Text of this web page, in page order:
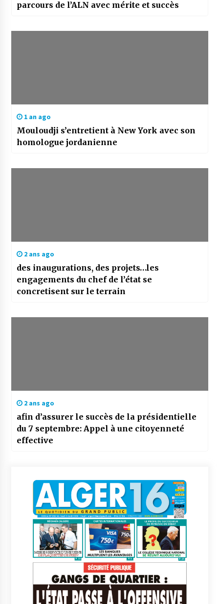
parcours de l’ALN avec mérite et succès
1 an ago
Mouloudji s’entretient à New York avec son
homologue jordanienne
2 ans ago
des inaugurations, des projets…les
engagements du chef de l’état se
concretisent sur le terrain
2 ans ago
afin d’assurer le succès de la présidentielle
du 7 septembre: Appel à une citoyenneté
effective